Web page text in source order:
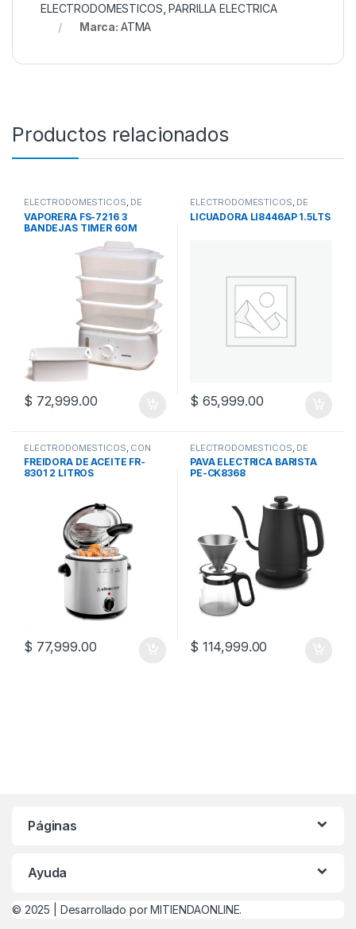
ELECTRODOMESTICOS ,PARRILLA ELECTRICA
Marca: ATMA
Productos relacionados
ELECTRODOMESTICOS, DE
COCINA,VAPORIERA
VAPORERA FS-7216 3
BANDEJAS TIMER 60M
$ 72,999.00
ELECTRODOMESTICOS, DE
COCINA ,LICUADORA DE
PLASTICO,LICUADORAS
LICUADORA LI8446AP 1.5LTS
$ 65,999.00
ELECTRODOMESTICOS CON
ACEITE, DE COCINA,
FREIDORAS
FREIDORA DE ACEITE FR-
8301 2 LITROS
$ 77,999.00
ELECTRODOMESTICOS DE
COCINA ,PAVAS
PAVA ELECTRICA BARISTA
PE-CK8368
$ 114,999.00
Páginas
Ayuda
© 2025 | Desarrollado por MITIENDAONLINE.